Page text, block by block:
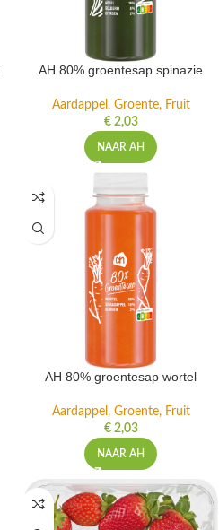
AH 80% groentesap spinazie
Aardappel, Groente, Fruit
€2,03
NAAR AH
AH 80% groentesap wortel
Aardappel, Groente, Fruit
€2,03
NAAR AH